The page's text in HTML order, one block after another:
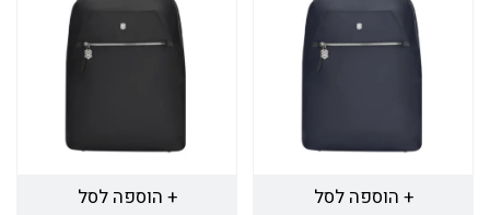
+ הוספה לסל
+ הוספה לסל